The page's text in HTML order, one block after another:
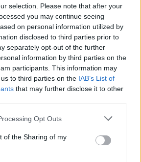
selection. Please note that after your
you may continue seeing
on personal information utilized by
disclosed to third parties prior to
separately opt-out of the further
information by third parties on the
participants. This information may
to third parties on the IAB’s List of
that may further disclose it to other
website/app uses one or more Google
or usage behaviour. You may click to
to Google and its third-party tags to
specified purposes in below Google
Opt Outs
of the Sharing of my
είχε δείξει σημάδια
τηλεσκόπια στη Χαβάη τον
μιας ξαφνικής
Αν και δεν ήταν
για έναν κομήτη, ήταν
του πυρήνα που
τόσο πιο γρήγορα